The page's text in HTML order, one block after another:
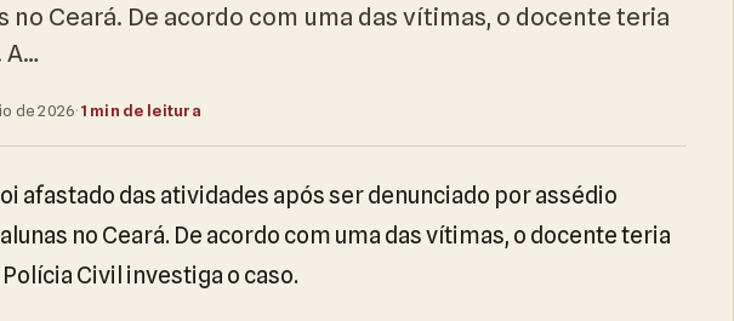
no Ceará. De acordo com uma das vítimas, o docente teria
A…
de 2026·1 min de leitura
afastado das atividades após ser denunciado por assédio
no Ceará. De acordo com uma das vítimas, o docente teria
Civil investiga o caso.